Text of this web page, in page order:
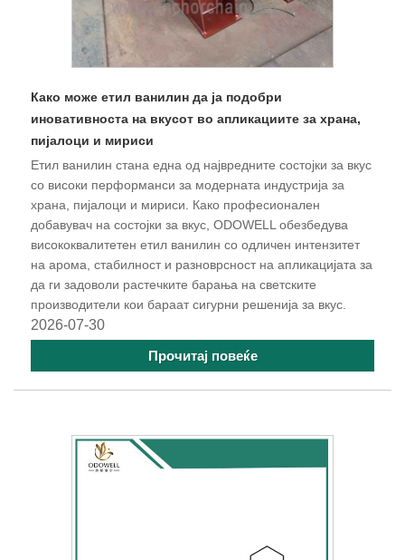
Како може етил ванилин да ја подобри
иновативноста на вкусот во апликациите за храна,
пијалоци и мириси
Етил ванилин стана една од највредните состојки за вкус
со високи перформанси за модерната индустрија за
храна, пијалоци и мириси. Како професионален
добавувач на состојки за вкус, ODOWELL обезбедува
висококвалитетен етил ванилин со одличен интензитет
на арома, стабилност и разноврсност на апликацијата за
да ги задоволи растечките барања на светските
производители кои бараат сигурни решенија за вкус.
2026-07-30
Прочитај повеќе